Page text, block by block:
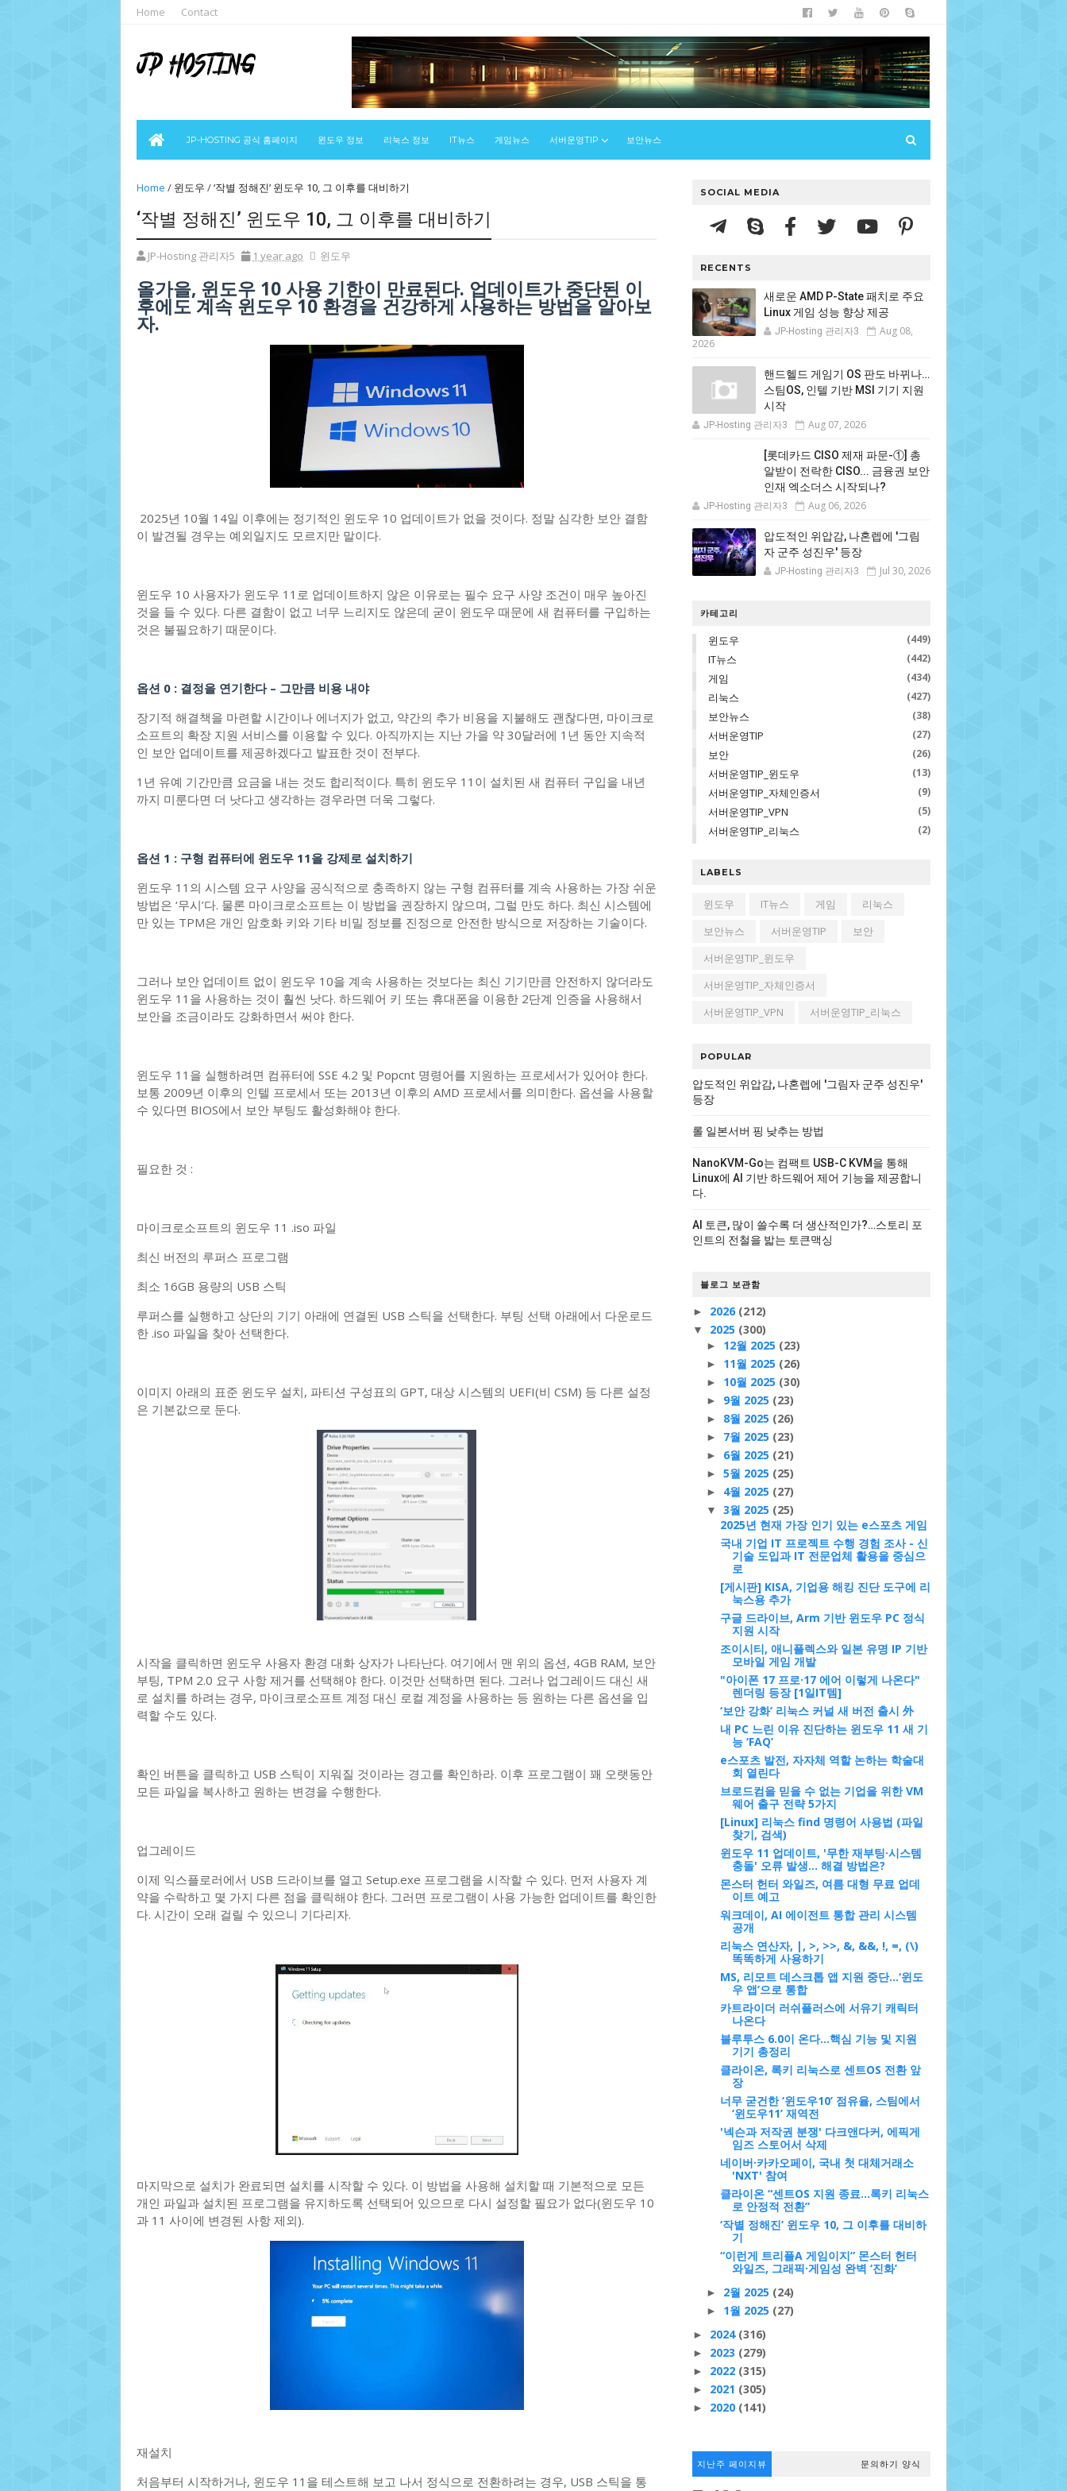
Home Contact
JP-HOSTING 공식 홈페이지 윈도우 정보 리눅스 정보 IT뉴스 게임뉴스 서버운영TIP 보안뉴스
Home / 윈도우 /‘작별 정해진’ 윈도우 10, 그 이후를 대비하기
‘작별 정해진’ 윈도우 10, 그 이후를 대비하기
JP-Hosting 관리자5 1 year ago 윈도우
올가을, 윈도우 10 사용 기한이 만료된다. 업데이트가 중단된 이
후에도 계속 윈도우 10 환경을 건강하게 사용하는 방법을 알아보
자.
2025년 10월 14일 이후에는 정기적인 윈도우 10 업데이트가 없을 것이다. 정말 심각한 보안 결함
이 발견될 경우는 예외일지도 모르지만 말이다.
윈도우 10 사용자가 윈도우 11로 업데이트하지 않은 이유로는 필수 요구 사양 조건이 매우 높아진
것을 들 수 있다. 다른 결함이 없고 너무 느리지도 않은데 굳이 윈도우 때문에 새 컴퓨터를 구입하는
것은 불필요하기 때문이다.
옵션 0 : 결정을 연기한다 – 그만큼 비용 내야
장기적 해결책을 마련할 시간이나 에너지가 없고, 약간의 추가 비용을 지불해도 괜찮다면, 마이크로
소프트의 확장 지원 서비스를 이용할 수 있다. 아직까지는 지난 가을 약 30달러에 1년 동안 지속적
인 보안 업데이트를 제공하겠다고 발표한 것이 전부다.
1년 유예 기간만큼 요금을 내는 것도 합리적이다. 특히 윈도우 11이 설치된 새 컴퓨터 구입을 내년
까지 미룬다면 더 낫다고 생각하는 경우라면 더욱 그렇다.
옵션 1 : 구형 컴퓨터에 윈도우 11을 강제로 설치하기
윈도우 11의 시스템 요구 사양을 공식적으로 충족하지 않는 구형 컴퓨터를 계속 사용하는 가장 쉬운
방법은 ‘무시’다. 물론 마이크로소프트는 이 방법을 권장하지 않으며, 그럴 만도 하다. 최신 시스템에
만 있는 TPM은 개인 암호화 키와 기타 비밀 정보를 진정으로 안전한 방식으로 저장하는 기술이다.
그러나 보안 업데이트 없이 윈도우 10을 계속 사용하는 것보다는 최신 기기만큼 안전하지 않더라도
윈도우 11을 사용하는 것이 훨씬 낫다. 하드웨어 키 또는 휴대폰을 이용한 2단계 인증을 사용해서
보안을 조금이라도 강화하면서 써야 한다.
윈도우 11을 실행하려면 컴퓨터에 SSE 4.2 및 Popcnt 명령어를 지원하는 프로세서가 있어야 한다.
보통 2009년 이후의 인텔 프로세서 또는 2013년 이후의 AMD 프로세서를 의미한다. 옵션을 사용할
수 있다면 BIOS에서 보안 부팅도 활성화해야 한다.
필요한 것 :
마이크로소프트의 윈도우 11 .iso 파일
최신 버전의 루퍼스 프로그램
최소 16GB 용량의 USB 스틱
루퍼스를 실행하고 상단의 기기 아래에 연결된 USB 스틱을 선택한다. 부팅 선택 아래에서 다운로드
한 .iso 파일을 찾아 선택한다.
이미지 아래의 표준 윈도우 설치, 파티션 구성표의 GPT, 대상 시스템의 UEFI(비 CSM) 등 다른 설정
은 기본값으로 둔다.
시작을 클릭하면 윈도우 사용자 환경 대화 상자가 나타난다. 여기에서 맨 위의 옵션, 4GB RAM, 보안
부팅, TPM 2.0 요구 사항 제거를 선택해야 한다. 이것만 선택하면 된다. 그러나 업그레이드 대신 새
로 설치를 하려는 경우, 마이크로소프트 계정 대신 로컬 계정을 사용하는 등 원하는 다른 옵션을 입
력할 수도 있다.
확인 버튼을 클릭하고 USB 스틱이 지워질 것이라는 경고를 확인하라. 이후 프로그램이 꽤 오랫동안
모든 파일을 복사하고 원하는 변경을 수행한다.
업그레이드
이제 익스플로러에서 USB 드라이브를 열고 Setup.exe 프로그램을 시작할 수 있다. 먼저 사용자 계
약을 수락하고 몇 가지 다른 점을 클릭해야 한다. 그러면 프로그램이 사용 가능한 업데이트를 확인한
다. 시간이 오래 걸릴 수 있으니 기다리자.
마지막으로 설치가 완료되면 설치를 시작할 수 있다. 이 방법을 사용해 설치할 때 기본적으로 모든
개인 파일과 설치된 프로그램을 유지하도록 선택되어 있으므로 다시 설정할 필요가 없다(윈도우 10
과 11 사이에 변경된 사항 제외).
재설치
처음부터 시작하거나, 윈도우 11을 테스트해 보고 나서 정식으로 전환하려는 경우, USB 스틱을 통
SOCIAL MEDIA
RECENTS
새로운 AMD P-State 패치로 주요
Linux 게임 성능 향상 제공
JP-Hosting 관리자3
Aug 08,
2026
핸드헬드 게임기 OS 판도 바뀌나…
스팀OS, 인텔 기반 MSI 기기 지원
시작
JP-Hosting 관리자3 Aug 07, 2026
[롯데카드 CISO 제재 파문-①] 총
알받이 전락한 CISO... 금융권 보안
인재 엑소더스 시작되나?
JP-Hosting 관리자3 Aug 06, 2026
압도적인 위압감, 나혼렙에 '그림
자 군주 성진우' 등장
JP-Hosting 관리자3 Jul 30, 2026
카테고리
윈도우 (449)
IT뉴스 (442)
게임 (434)
리눅스 (427)
보안뉴스 (38)
서버운영TIP (27)
보안 (26)
서버운영TIP_윈도우 (13)
서버운영TIP_자체인증서 (9)
서버운영TIP_VPN (5)
서버운영TIP_리눅스 (2)
LABELS
윈도우 IT뉴스 게임
리눅스
보안뉴스
서버운영TIP
보안
서버운영TIP_윈도우
서버운영TIP_자체인증서
서버운영TIP_VPN
서버운영TIP_리눅스
POPULAR
압도적인 위압감, 나혼렙에 '그림자 군주 성진우'
등장
롤 일본서버 핑 낮추는 방법
NanoKVM-Go는 컴팩트 USB-C KVM을 통해
Linux에 AI 기반 하드웨어 제어 기능을 제공합니
다.
AI 토큰, 많이 쓸수록 더 생산적인가?…스토리 포
인트의 전철을 밟는 토큰맥싱
블로그 보관함
► 2026 (212)
▼ 2025 (300)
► 12월 2025 (23)
► 11월 2025 (26)
► 10월 2025 (30)
► 9월 2025 (23)
► 8월 2025 (26)
► 7월 2025 (23)
► 6월 2025 (21)
► 5월 2025 (25)
► 4월 2025 (27)
▼ 3월 2025 (25)
2025년 현재 가장 인기 있는 e스포츠 게임
국내 기업 IT 프로젝트 수행 경험 조사 - 신
기술 도입과 IT 전문업체 활용을 중심으
로
[게시판] KISA, 기업용 해킹 진단 도구에 리
눅스용 추가
구글 드라이브, Arm 기반 윈도우 PC 정식
지원 시작
조이시티, 애니플렉스와 일본 유명 IP 기반
모바일 게임 개발
"아이폰 17 프로·17 에어 이렇게 나온다"
렌더링 등장 [1일IT템]
‘보안 강화’ 리눅스 커널 새 버전 출시 外
내 PC 느린 이유 진단하는 윈도우 11 새 기
능 ‘FAQ’
e스포츠 발전, 자자체 역할 논하는 학술대
회 열린다
브로드컴을 믿을 수 없는 기업을 위한 VM
웨어 출구 전략 5가지
[Linux] 리눅스 find 명령어 사용법 (파일
찾기, 검색)
윈도우 11 업데이트, '무한 재부팅·시스템
충돌' 오류 발생... 해결 방법은?
몬스터 헌터 와일즈, 여름 대형 무료 업데
이트 예고
워크데이, AI 에이전트 통합 관리 시스템
공개
리눅스 연산자, |, >, >>, &, &&, !, =, (\)
똑똑하게 사용하기
MS, 리모트 데스크톱 앱 지원 중단…‘윈도
우 앱’으로 통합
카트라이더 러쉬플러스에 서유기 캐릭터
나온다
블루투스 6.0이 온다…핵심 기능 및 지원
기기 총정리
클라이온, 록키 리눅스로 센트OS 전환 앞
장
너무 굳건한 ‘윈도우10’ 점유율, 스팀에서
‘윈도우11’ 재역전
'넥슨과 저작권 분쟁' 다크앤다커, 에픽게
임즈 스토어서 삭제
네이버·카카오페이, 국내 첫 대체거래소
'NXT' 참여
클라이온 “센트OS 지원 종료...록키 리눅스
로 안정적 전환”
‘작별 정해진’ 윈도우 10, 그 이후를 대비하
기
“이런게 트리플A 게임이지” 몬스터 헌터
와일즈, 그래픽·게임성 완벽 ‘진화’
► 2월 2025 (24)
► 1월 2025 (27)
► 2024 (316)
► 2023 (279)
► 2022 (315)
► 2021 (305)
► 2020 (141)
지난주 페이지뷰 문의하기 양식